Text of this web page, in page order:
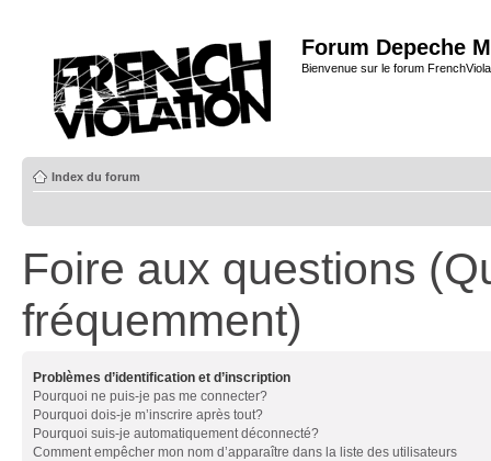
Forum Depeche
Bienvenue sur le forum
Index du forum
Foire aux questions
fréquemment)
Problèmes d’identification et d’inscription
Pourquoi ne puis-je pas me connecter?
Pourquoi dois-je m’inscrire après tout?
Pourquoi suis-je automatiquement déconnecté?
Comment empêcher mon nom d’apparaître dans la liste des utilisateurs